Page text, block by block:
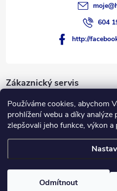
Používáme cookies, abychom
prohlížení webu a díky analýze
zlepšovali jeho funkce, výkon a
Odmítnout
Zákaznický servis
Novinky
Hafico.cz
moje@
604
http://
.